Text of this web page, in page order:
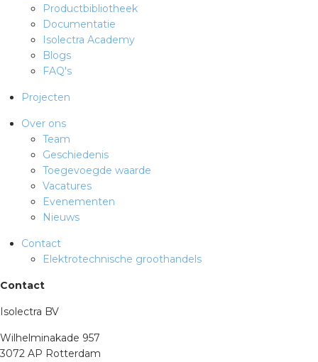
Productbibliotheek
Documentatie
Isolectra Academy
Blogs
FAQ's
Projecten
Over ons
Team
Geschiedenis
Toegevoegde waarde
Vacatures
Evenementen
Nieuws
Contact
Elektrotechnische groothandels
Contact
Isolectra BV
Wilhelminakade 957
3072 AP Rotterdam